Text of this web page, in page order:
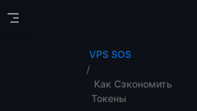
VPS SOS
Как Сэкономить
Токены